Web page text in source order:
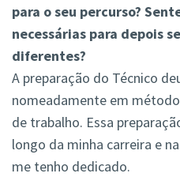
para o seu percurso?
necessárias para depois
diferentes?
A preparação do Técnico
nomeadamente em
de trabalho. Essa
longo da minha carreira e
me tenho dedicado.